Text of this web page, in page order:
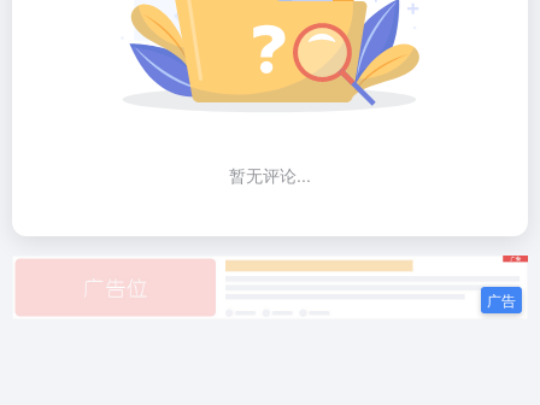
暂无评论...